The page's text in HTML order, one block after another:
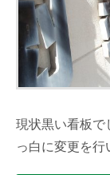
現状黒い看板で
っ白に変更を行